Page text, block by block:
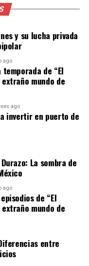
Este tipo
reformas urgentes
futuros
de
para gestionar la
autoridades han
y la aplicación
repetición de tales
del Estado, se
luz sobre las
se determinen las
Mientras tanto, las
penal continúan
y el temor a
y su lucha privada
ago
temporada de “El
mundo de
ago
invertir en puerto de
La sombra de
ago
de “El
mundo de
entre